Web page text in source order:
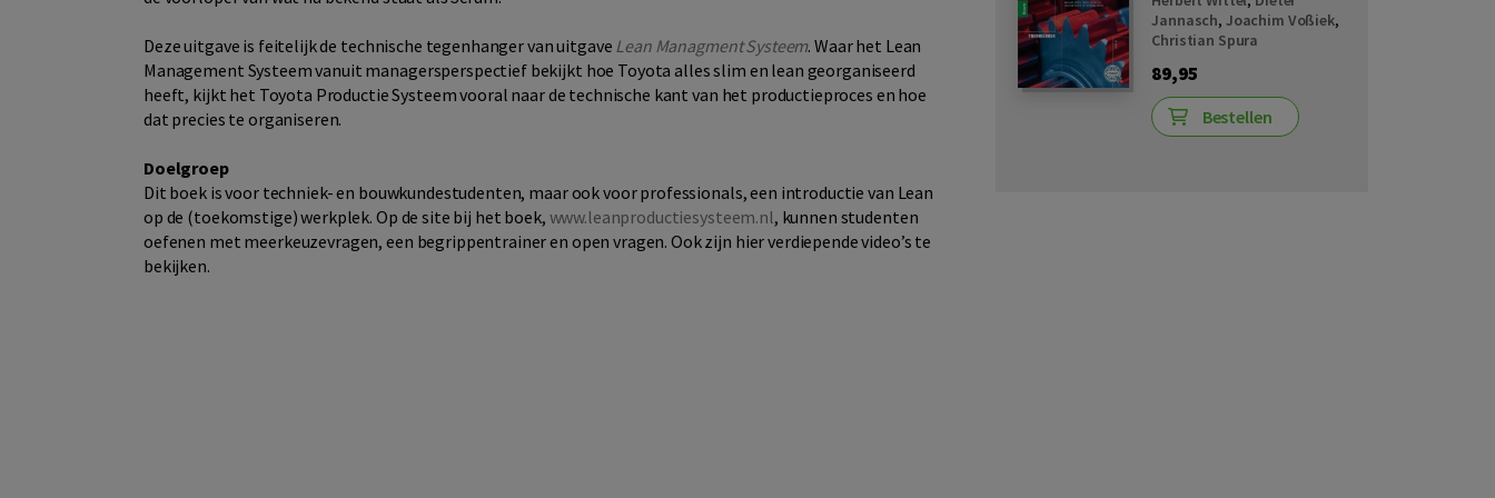
Deze uitgave is feitelijk de technische tegenhanger van uitgave Lean Managment Systeem. Waar het Lean
Management Systeem vanuit managersperspectief bekijkt hoe Toyota alles slim en lean georganiseerd
heeft, kijkt het Toyota Productie Systeem vooral naar de technische kant van het productieproces en hoe
dat precies te organiseren.
Doelgroep
Dit boek is voor techniek- en bouwkundestudenten, maar ook voor professionals, een introductie van Lean
op de (toekomstige) werkplek. Op de site bij het boek, www.leanproductiesysteem.nl, kunnen studenten
oefenen met meerkeuzevragen, een begrippentrainer en open vragen. Ook zijn hier verdiepende video’s te
bekijken.
Jannasch, Joachim Voßiek,
Christian Spura
89,95
Bestellen